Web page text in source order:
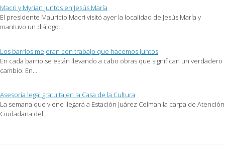
Macri y Myrian juntos en Jesús María
El presidente Mauricio Macri visitó ayer la localidad de Jesús María y
mantuvo un diálogo…
Los barrios mejoran con trabajo que hacemos juntos
En cada barrio se están llevando a cabo obras que significan un verdadero
cambio. En…
Asesoría legal gratuita en la Casa de la Cultura
La semana que viene llegará a Estación Juárez Celman la carpa de Atención
Ciudadana del…